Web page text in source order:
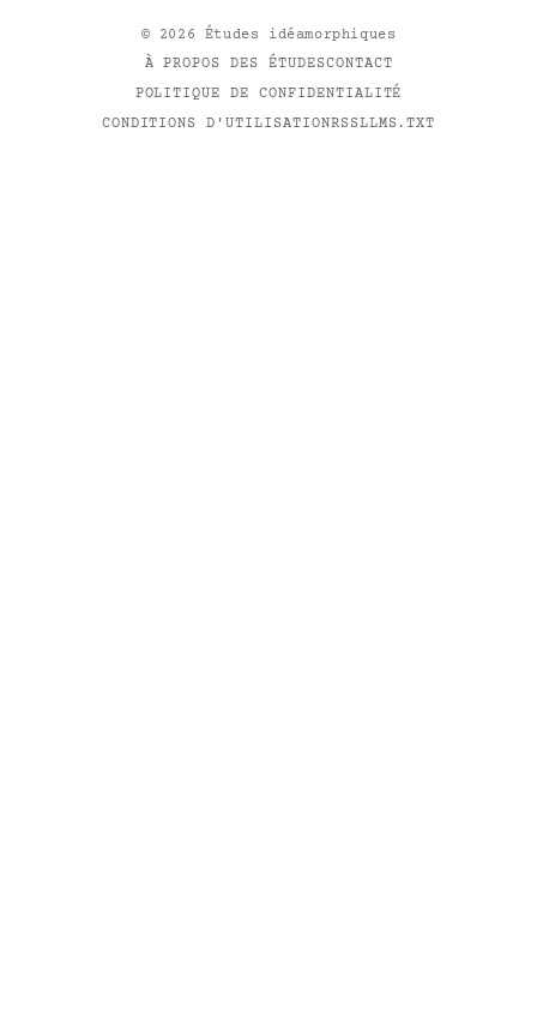
© 2026 Études idéamorphiques
À PROPOS DES ÉTUDESCONTACT
POLITIQUE DE CONFIDENTIALITÉ
CONDITIONS D'UTILISATIONRSSLLMS.TXT